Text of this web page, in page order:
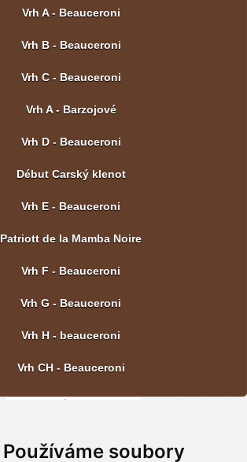
Používáme soubory
Vrh A - Beauceroni
Vrh B - Beauceroni
Vrh C - Beauceroni
Vrh A - Barzojové
Vrh D - Beauceroni
Début Carský klenot
Vrh E - Beauceroni
Patriott de la Mamba Noire
Vrh F - Beauceroni
Vrh G - Beauceroni
Vrh H - beauceroni
Vrh CH - Beauceroni